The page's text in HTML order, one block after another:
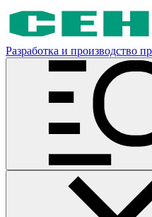
Разработка и производство